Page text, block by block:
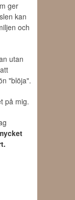
ger
kan
och
utan
"blöja".
på mig.